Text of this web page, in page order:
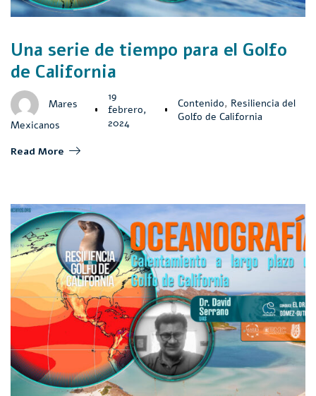
Una serie de tiempo para el Golfo
de California
Mares
Mexicanos
19
febrero,
2024
Contenido, Resiliencia del
Golfo de California
Read More